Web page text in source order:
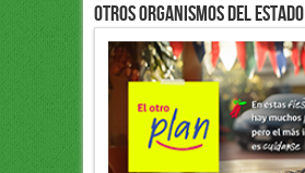
OTROS ORGANISMOS DEL ESTADO